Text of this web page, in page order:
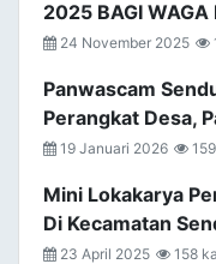
2025 BAGI WAGA
24 November 2025
Panwascam
Perangkat Desa,
19 Januari 2026
Mini Lokakarya
Di Kecamatan
23 April 2025 158